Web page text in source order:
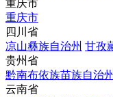
重庆市
重庆市
四川省
凉山彝族自治州 甘孜
贵州省
黔南布依族苗族自治州
云南省